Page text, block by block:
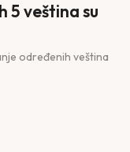
5 veština su
određenih veština